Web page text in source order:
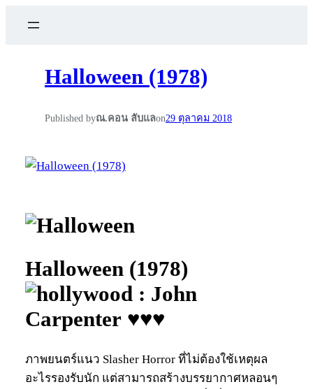
Halloween (1978)
Published byณ.คอน ลับแลon29 ตุลาคม 2018
Halloween (1978)
: John
Carpenter ♥♥♥
ภาพยนตร์แนว Slasher Horror ที่ไม่ต้องใช้เหตุผล
อะไรรองรับนัก แต่สามารถสร้างบรรยากาศหลอนๆ